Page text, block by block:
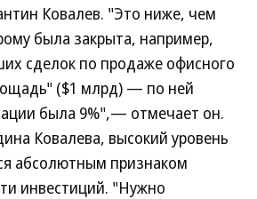
Ковалев. "Это ниже, чем
была закрыта, например,
сделок по продаже офисного
($1 млрд) — по ней
была 9%",— отмечает он.
Ковалева, высокий уровень
абсолютным признаком
инвестиций. "Нужно